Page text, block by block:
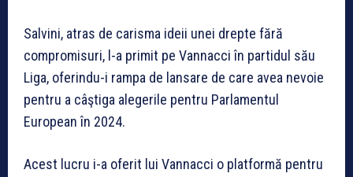
Salvini, atras de carisma ideii unei drepte fără
compromisuri, l-a primit pe Vannacci în partidul său
Liga, oferindu-i rampa de lansare de care avea nevoie
pentru a câştiga alegerile pentru Parlamentul
European în 2024.
Acest lucru i-a oferit lui Vannacci o platformă pentru